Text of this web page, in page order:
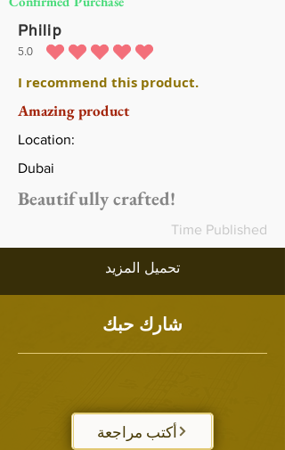
Philip
5.0 متوسط التقييم هو 5 من 5
I recommend this product.
Amazing product
Location:
Dubai
Beautifully crafted!
Time Published
تحميل المزيد
شارك حبك
أكتب مراجعة